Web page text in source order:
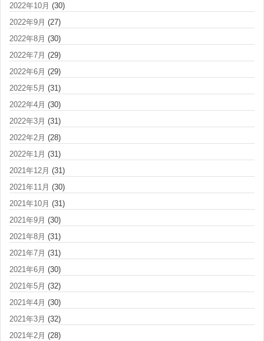
2022年10月 (30)
2022年9月 (27)
2022年8月 (30)
2022年7月 (29)
2022年6月 (29)
2022年5月 (31)
2022年4月 (30)
2022年3月 (31)
2022年2月 (28)
2022年1月 (31)
2021年12月 (31)
2021年11月 (30)
2021年10月 (31)
2021年9月 (30)
2021年8月 (31)
2021年7月 (31)
2021年6月 (30)
2021年5月 (32)
2021年4月 (30)
2021年3月 (32)
2021年2月 (28)